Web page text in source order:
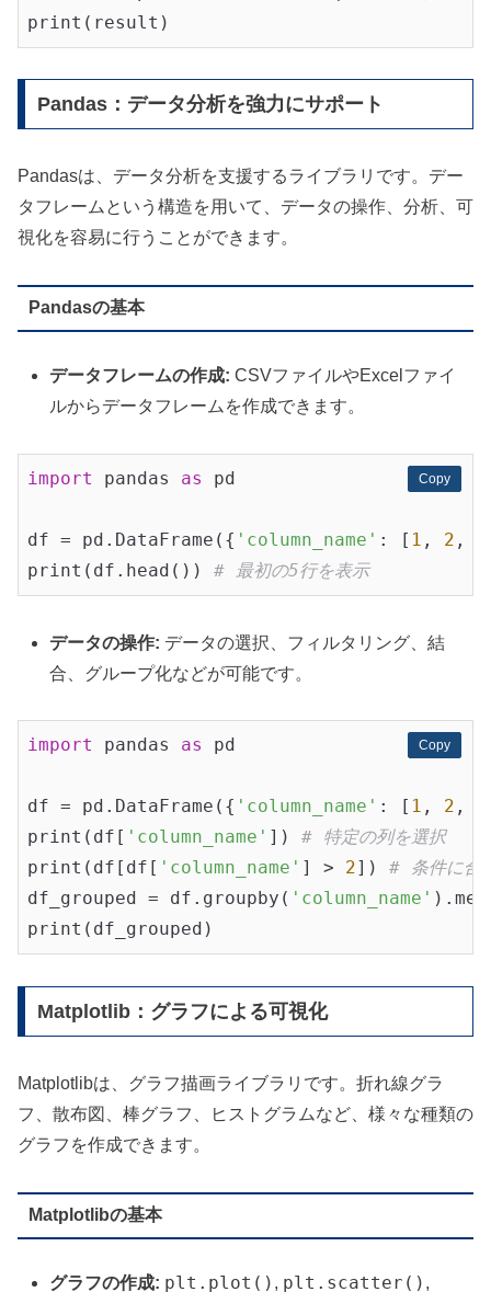
Pandas：データ分析を強力にサポート
Pandasは、データ分析を支援するライブラリです。デー
タフレームという構造を用いて、データの操作、分析、可
視化を容易に行うことができます。
Pandasの基本
データフレームの作成: CSVファイルやExcelファイ
ルからデータフレームを作成できます。
Copy
Copy
import pandas as pd
df = pd.DataFrame({ 'column_name' : [ 1 , 2 ,
print(df.head()) # 最初の5行を表示
データの操作: データの選択、フィルタリング、結
合、グループ化などが可能です。
Copy
Copy
import pandas as pd
df = pd.DataFrame({ 'column_name' : [ 1 , 2 ,
print(df[ 'column_name' ]) # 特定の列を選択
print(df[df[ 'column_name' ] > 2]) # 条件に合
df_grouped = df.groupby( 'column_name'
Matplotlib：グラフによる可視化
Matplotlibは、グラフ描画ライブラリです。折れ線グラ
フ、散布図、棒グラフ、ヒストグラムなど、様々な種類の
グラフを作成できます。
Matplotlibの基本
グラフの作成: plt.plot() , plt.scatter() ,